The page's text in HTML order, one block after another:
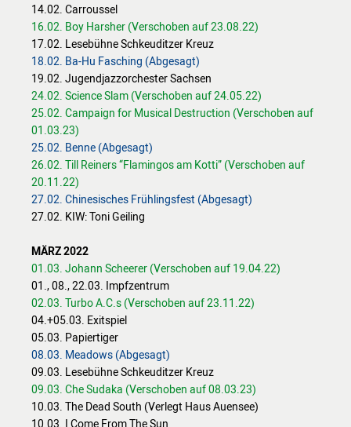
14.02. Carroussel
16.02. Boy Harsher (Verschoben auf 23.08.22)
17.02. Lesebühne Schkeuditzer Kreuz
18.02. Ba-Hu Fasching (Abgesagt)
19.02. Jugendjazzorchester Sachsen
24.02. Science Slam (Verschoben auf 24.05.22)
25.02. Campaign for Musical Destruction (Verschoben auf
01.03.23)
25.02. Benne (Abgesagt)
26.02. Till Reiners “Flamingos am Kotti” (Verschoben auf
20.11.22)
27.02. Chinesisches Frühlingsfest (Abgesagt)
27.02. KIW: Toni Geiling
MÄRZ 2022
01.03. Johann Scheerer (Verschoben auf 19.04.22)
01., 08., 22.03. Impfzentrum
02.03. Turbo A.C.s (Verschoben auf 23.11.22)
04.+05.03. Exitspiel
05.03. Papiertiger
08.03. Meadows (Abgesagt)
09.03. Lesebühne Schkeuditzer Kreuz
09.03. Che Sudaka (Verschoben auf 08.03.23)
10.03. The Dead South (Verlegt Haus Auensee)
10.03. I Come From The Sun